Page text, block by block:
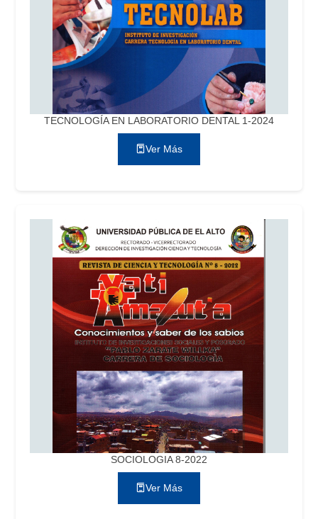
TECNOLOGÍA EN LABORATORIO DENTAL 1-2024
Ver Más
SOCIOLOGIA 8-2022
Ver Más